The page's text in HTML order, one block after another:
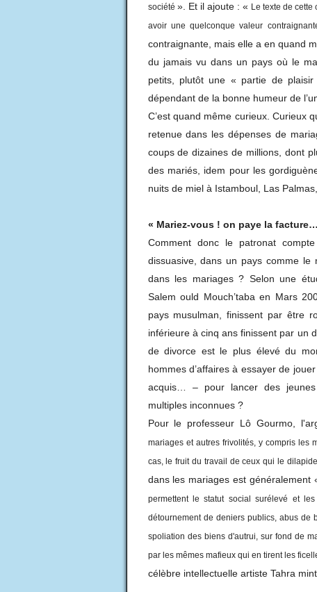
société ». Et il ajoute : « Le texte de
avoir une quelconque valeur
contraignante, mais elle a en quand
du jamais vu dans un pays où le
petits, plutôt une « partie de
dépendant de la bonne humeur de
C’est quand même curieux. Curieux
retenue dans les dépenses de
coups de dizaines de millions, dont
des mariés, idem pour les
nuits de miel à Istamboul, Las
« Mariez-vous ! on paye la
Comment donc le patronat
dissuasive, dans un pays comme
dans les mariages ? Selon une
Salem ould Mouch’taba en Mars
pays musulman, finissent par être
inférieure à cinq ans finissent par un
de divorce est le plus élevé du
hommes d’affaires à essayer de
acquis… – pour lancer des
multiples inconnues ?
Pour le professeur Lô Gourmo,
mariages et autres frivolités, y compris les
cas, le fruit du travail de ceux qui le
dans les mariages est généralement
permettent le statut social surélevé et
détournement de deniers publics, abus de
spoliation des biens d'autrui, sur fond de
par les mêmes mafieux qui en tirent les
célèbre intellectuelle artiste Tahra